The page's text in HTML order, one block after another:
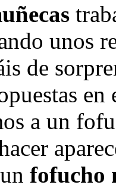
unos
de
a un
fofucho